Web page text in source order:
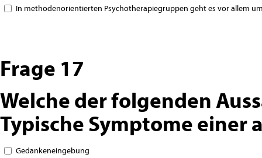
In methodenorientierten Psychotherapiegruppen geht es vor allem
Frage 17
Welche der folgenden
Typische Symptome einer
Gedankeneingebung